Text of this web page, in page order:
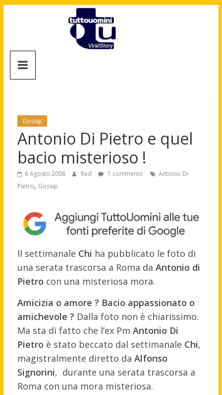
Tuttouomini
Motori,
gay
news
moda
maschile
Gossip
Antonio Di Pietro e quel
bacio misterioso !
6 Agosto 2008 Red 1 commento
Antonio Di
Pietro, Gossip
Il settimanale Chi ha pubblicato le foto di
una serata trascorsa a Roma da Antonio di
Pietro con una misteriosa mora.
Amicizia o amore ? Bacio appassionato o
amichevole ? Dalla foto non è chiarissimo.
Ma sta di fatto che l’ex Pm Antonio Di
Pietro è stato beccato dal settimanale Chi,
magistralmente diretto da Alfonso
Signorini, durante una serata trascorsa a
Roma con una mora misteriosa.